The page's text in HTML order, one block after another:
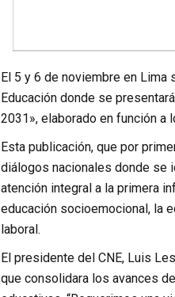
El 5 y 6 de noviembre en Lima
Educación donde se
2031», elaborado en función a
Esta publicación, que por
diálogos nacionales donde se
atención integral a la primera
educación socioemocional, la
laboral.
El presidente del CNE, Luis
que consolidara los avances